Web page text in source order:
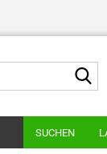
SUCHEN